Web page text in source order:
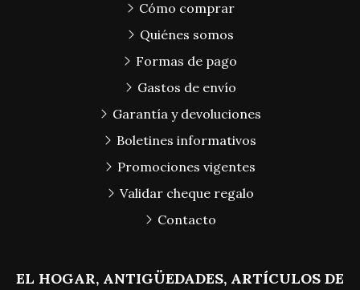
EL HOGAR, ANTIGÜEDADES, ARTÍCULOS DE
Cómo comprar
Quiénes somos
Formas de pago
Gastos de envío
Garantía y devoluciones
Boletines informativos
Promociones vigentes
Validar cheque regalo
Contacto